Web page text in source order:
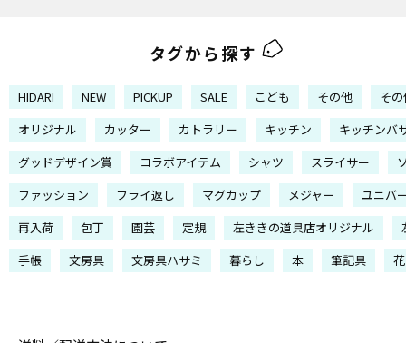
タグから探す
HIDARI NEW PICKUP SALE こども その他
そ
オリジナル
カッター カトラリー キッチン
キッチンバ
グッドデザイン賞
コラボアイテム シャツ スライサー
ファッション
フライ返し マグカップ メジャー
ユニバ
再入荷
包丁 園芸 定規 左ききの道具店オリジナル
手帳
文房具 文房具ハサミ 暮らし 本 筆記具